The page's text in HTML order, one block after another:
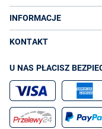
INFORMACJE
KONTAKT
U NAS PŁACISZ